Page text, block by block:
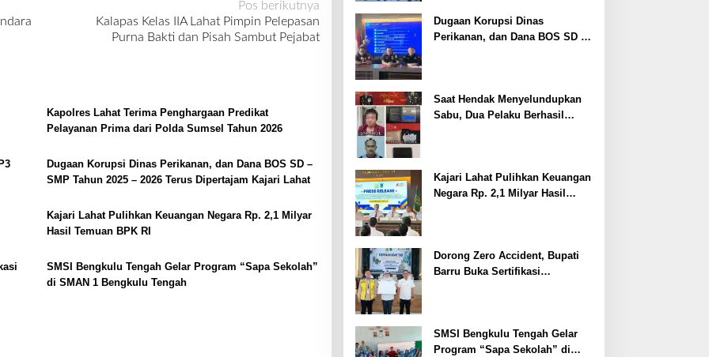
Pos berikutnya
Kalapas Kelas IIA Lahat Pimpin Pelepasan
Purna Bakti dan Pisah Sambut Pejabat
Kapolres Lahat Terima Penghargaan Predikat
Pelayanan Prima dari Polda Sumsel Tahun 2026
Dugaan Korupsi Dinas Perikanan, dan Dana BOS SD –
SMP Tahun 2025 – 2026 Terus Dipertajam Kajari Lahat
Kajari Lahat Pulihkan Keuangan Negara Rp. 2,1 Milyar
Hasil Temuan BPK RI
SMSI Bengkulu Tengah Gelar Program “Sapa Sekolah”
di SMAN 1 Bengkulu Tengah
Dugaan Korupsi Dinas
Perikanan, dan Dana BOS SD –
Saat Hendak Menyelundupkan
Sabu, Dua Pelaku Berhasil
Kajari Lahat Pulihkan Keuangan
Negara Rp. 2,1 Milyar Hasil
Dorong Zero Accident, Bupati
Barru Buka Sertifikasi
SMSI Bengkulu Tengah Gelar
Program “Sapa Sekolah” di